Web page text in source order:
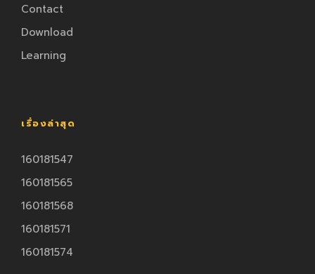
Contact
Download
Learning
เรื่องล่าสุด
160181547
160181565
160181568
160181571
160181574